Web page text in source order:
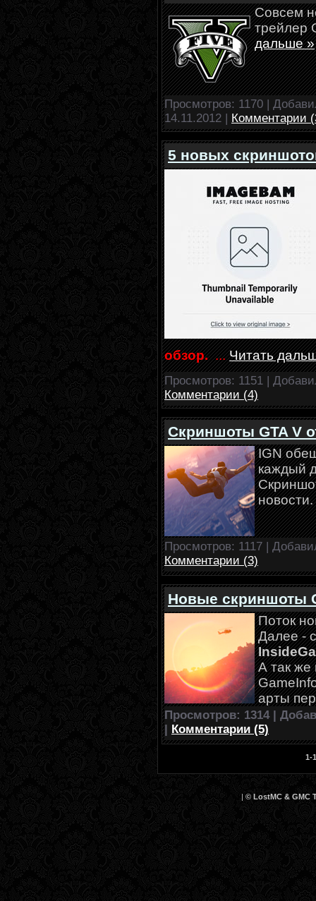
Совсем
трейлер
дальше »
Просмотров: 1170 |
14.11.2012 | Комментарии
5 новых
обзор. ...Читать
Просмотров: 1151 |
Комментарии (4)
Скриншоты GTA V
IGN
каждый
новости.
Просмотров: 1117 |
Комментарии (3)
Новые скриншоты
Поток
Далее -
А так же
арты
Просмотров: 1314 |
| Комментарии (5)
1-
| © LostMC & GMC